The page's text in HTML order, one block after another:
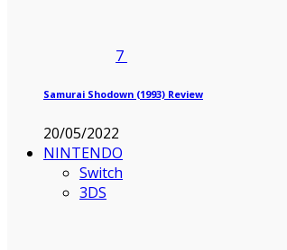
7
Samurai Shodown (1993) Review
20/05/2022
NINTENDO
Switch
3DS